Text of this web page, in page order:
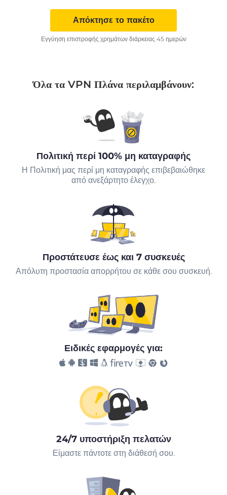
Απόκτησε το πακέτο
Εγγύηση επιστροφής χρημάτων διάρκειας 45 ημερών
Όλα τα VPN Πλάνα περιλαμβάνουν:
Πολιτική περί 100% μη καταγραφής
Η Πολιτική μας περί μη καταγραφής επιβεβαιώθηκε
από ανεξάρτητο έλεγχο.
Προστάτευσε έως και 7 συσκευές
Απόλυτη προστασία απορρήτου σε κάθε σου συσκευή.
Ειδικές εφαρμογές για:
24/7 υποστήριξη πελατών
Είμαστε πάντοτε στη διάθεσή σου.